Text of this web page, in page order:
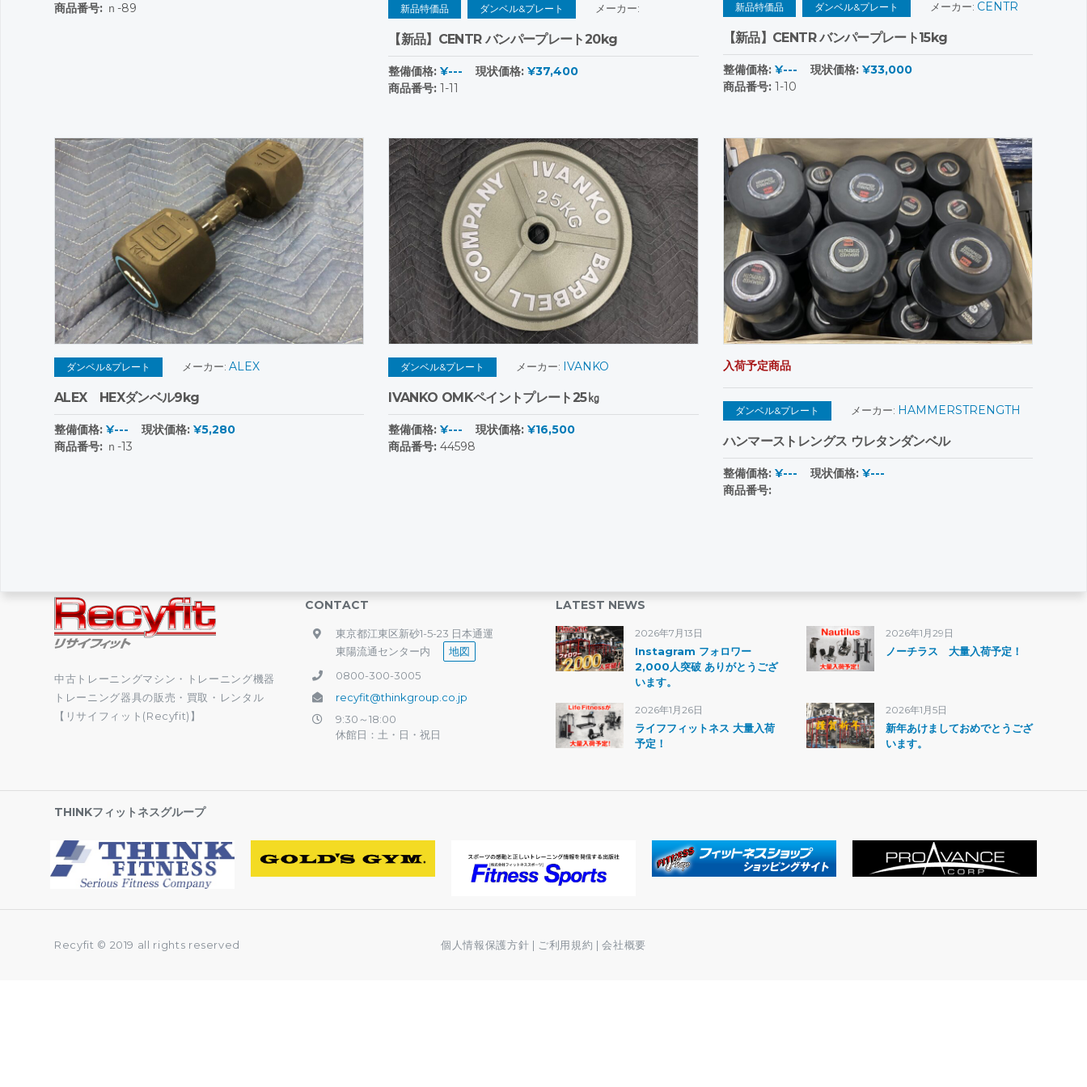
商品番号: ｎ-89 新品特価品 ダンベル&プレート メーカー:
【新品】CENTR バンパープレート20kg
整備価格:¥--- 現状価格:¥37,400
商品番号: 1-11
新品特価品 ダンベル&プレート メーカー: CENTR
【新品】CENTR バンパープレート15kg
整備価格: ¥--- 現状価格: ¥33,000
商品番号:1-10
ダンベル&プレート メーカー: ALEX
ALEX HEXダンベル9kg
整備価格: ¥--- 現状価格: ¥5,280
商品番号: ｎ-13
ダンベル&プレート メーカー: IVANKO
IVANKO OMKペイントプレート25㎏
整備価格:¥--- 現状価格:¥16,500
商品番号: 44598
入荷予定商品
ダンベル&プレート メーカー: HAMMERSTRENGTH
ハンマーストレングス ウレタンダンベル
整備価格: ¥--- 現状価格: ¥---
商品番号:
中古トレーニングマシン・トレーニング機器
トレーニング器具の販売・買取・レンタル
【リサイフィット(Recyfit)】
CONTACT
東京都江東区新砂1-5-23 日本通運
東陽流通センター内
地図
0800-300-3005
recyfit@thinkgroup.co.jp
9:30～18:00
休館日：土・日・祝日
LATEST NEWS
2026年7月13日
Instagram フォロワー
2,000人突破 ありがとうござ
います。
2026年1月29日
ノーチラス 大量入荷予定！
2026年1月26日
ライフフィットネス 大量入荷
予定！
2026年1月5日
新年あけましておめでとうござ
います。
THINKフィットネスグループ
Recyfit © 2019 all rights reserved 個人情報保護方針 | ご利用規約 |会社概要